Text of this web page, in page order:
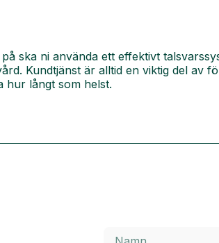
ska ni använda ett effektivt
Kundtjänst är alltid en viktig del av
hur långt som helst.